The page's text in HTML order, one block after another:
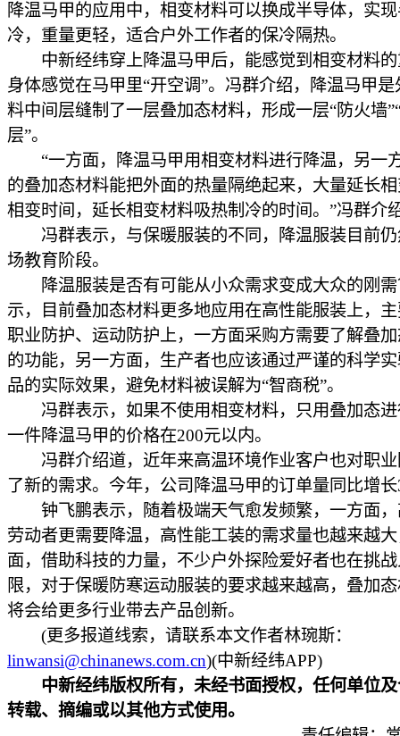
降温马甲的应用中，相变材料可以换成半导体，实
冷，重量更轻，适合户外工作者的保冷隔热。
中新经纬穿上降温马甲后，能感觉到相变材料的
身体感觉在马甲里“开空调”。冯群介绍，降温马甲是
料中间层缝制了一层叠加态材料，形成一层“防火墙
层”。
“一方面，降温马甲用相变材料进行降温，另一
的叠加态材料能把外面的热量隔绝起来，大量延长
相变时间，延长相变材料吸热制冷的时间。”冯群介
冯群表示，与保暖服装的不同，降温服装目前仍
场教育阶段。
降温服装是否有可能从小众需求变成大众的刚需
示，目前叠加态材料更多地应用在高性能服装上，
职业防护、运动防护上，一方面采购方需要了解叠
的功能，另一方面，生产者也应该通过严谨的科学
品的实际效果，避免材料被误解为“智商税”。
冯群表示，如果不使用相变材料，只用叠加态进
一件降温马甲的价格在200元以内。
冯群介绍道，近年来高温环境作业客户也对职业
了新的需求。今年，公司降温马甲的订单量同比增
钟飞鹏表示，随着极端天气愈发频繁，一方面，
劳动者更需要降温，高性能工装的需求量也越来越
面，借助科技的力量，不少户外探险爱好者也在挑
限，对于保暖防寒运动服装的要求越来越高，叠加
将会给更多行业带去产品创新。
(更多报道线索，请联系本文作者林琬斯：
linwansi@chinanews.com.cn)(中新经纬APP)
中新经纬版权所有，未经书面授权，任何单位
转载、摘编或以其他方式使用。